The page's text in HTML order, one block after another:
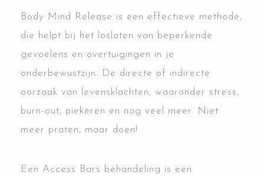
Body Mind Release is een effectieve methode,
die helpt bij het loslaten van beperkende
gevoelens en overtuigingen in je
onderbewustzijn. De directe of indirecte
oorzaak van levensklachten, waaronder stress,
burn-out, piekeren en nog veel meer. Niet
meer praten, maar doen!
Een Access Bars behandeling is een